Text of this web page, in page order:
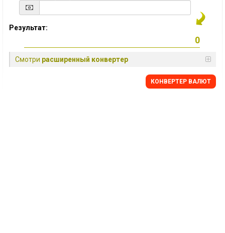
Результат:
Смотри расширенный конвертер
КОНВЕРТЕР ВАЛЮТ